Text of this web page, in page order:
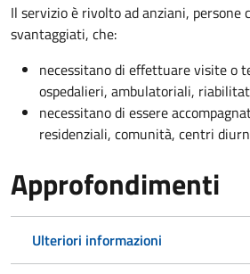
Il servizio è rivolto ad anziani, persone
svantaggiati, che:
necessitano di effettuare visite o
ospedalieri, ambulatoriali,
necessitano di essere
residenziali, comunità, centri
Approfondimenti
Ulteriori informazioni